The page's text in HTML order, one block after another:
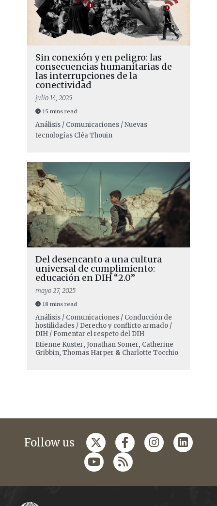
Sin conexión y en peligro: las
consecuencias humanitarias de
las interrupciones de la
conectividad
julio 14, 2025
15 mins read
Análisis / Comunicaciones / Nuevas
tecnologías Cléa Thouin
Del desencanto a una cultura
universal de cumplimiento:
educación en DIH “2.0”
mayo 27, 2025
18 mins read
Análisis / Comunicaciones / Conducción de
hostilidades / Derecho y conflicto armado /
DIH / Fomentar el respeto del DIH
Etienne Kuster, Jonathan Somer, Catherine
Gribbin, Thomas Harper & Charlotte Tocchio
Follow us